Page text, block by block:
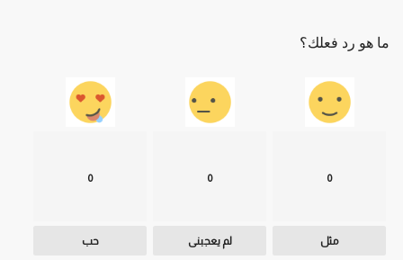
ما هو رد فعلك؟
0
مثل
0
لم يعجبنى
0
حب